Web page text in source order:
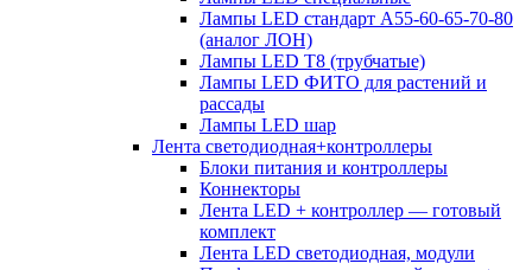
Лампы LED стандарт А55-60-65-70-80
(аналог ЛОН)
Лампы LED Т8 (трубчатые)
Лампы LED ФИТО для растений и
рассады
Лампы LED шар
Лента светодиодная+контроллеры
Блоки питания и контроллеры
Коннекторы
Лента LED + контроллер — готовый
комплект
Лента LED светодиодная, модули